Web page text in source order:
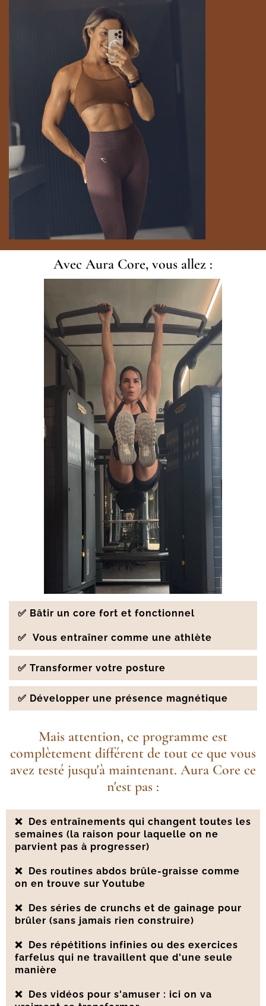
Avec Aura Core, vous allez :
✅ Bâtir un core fort et fonctionnel
✅ Vous entraîner comme une athlète
✅ Transformer votre posture
✅ Développer une présence magnétique
Mais attention, ce programme est
complètement différent de tout ce que vous
avez testé jusqu'à maintenant. Aura Core ce
n'est pas :
❌ Des entraînements qui changent toutes les
semaines (la raison pour laquelle on ne
parvient pas à progresser)
❌ Des routines abdos brûle-graisse comme
on en trouve sur Youtube
❌ Des séries de crunchs et de gainage pour
brûler (sans jamais rien construire)
❌ Des répétitions infinies ou des exercices
farfelus qui ne travaillent que d'une seule
manière
❌ Des vidéos pour s'amuser : ici on va